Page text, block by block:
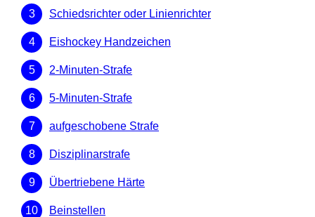
Schiedsrichter oder Linienrichter
Eishockey Handzeichen
2-Minuten-Strafe
5-Minuten-Strafe
aufgeschobene Strafe
Disziplinarstrafe
Übertriebene Härte
Beinstellen